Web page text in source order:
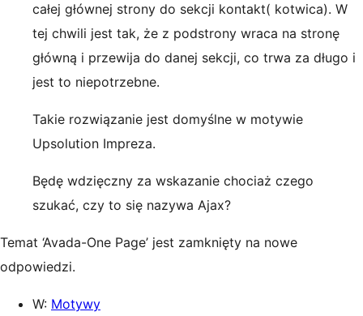
całej głównej strony do sekcji kontakt( kotwica). W
tej chwili jest tak, że z podstrony wraca na stronę
główną i przewija do danej sekcji, co trwa za długo i
jest to niepotrzebne.
Takie rozwiązanie jest domyślne w motywie
Upsolution Impreza.
Będę wdzięczny za wskazanie chociaż czego
szukać, czy to się nazywa Ajax?
Temat ‘Avada-One Page’ jest zamknięty na nowe
odpowiedzi.
W: Motywy